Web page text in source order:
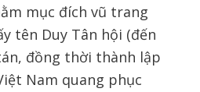
mục đích vũ trang
tên Duy Tân hội (đến
đồng thời thành lập
Nam quang phục